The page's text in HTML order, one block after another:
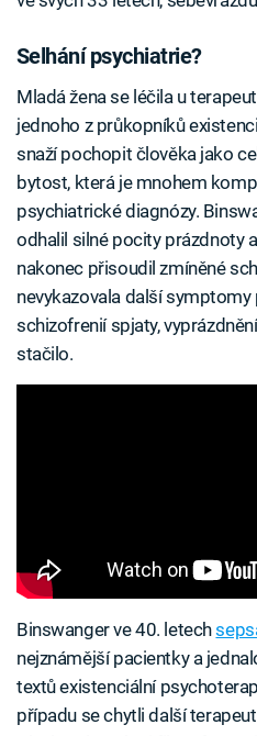
Selhání psychiatrie?
Mladá žena se léčila u
jednoho z průkopníků
snaží pochopit člověka jako
bytost, která je mnohem
psychiatrické diagnózy.
odhalil silné pocity prázdnoty
nakonec přisoudil zmíněné
nevykazovala další
schizofrenií spjaty,
stačilo.
Binswanger ve 40. letech
nejznámější pacientky a
textů existenciální
případu se chytli další